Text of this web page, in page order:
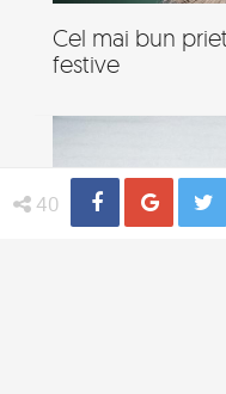
40 Share
Cel mai bun
festive